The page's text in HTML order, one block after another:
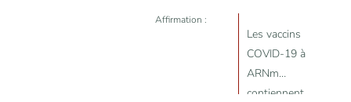
Affirmation :
Les vaccins
COVID-19 à
ARNm
contiennent